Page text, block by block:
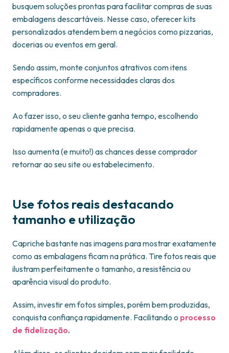
busquem soluções prontas para facilitar compras de suas
embalagens descartáveis. Nesse caso, oferecer kits
personalizados atendem bem a negócios como pizzarias,
docerias ou eventos em geral.
Sendo assim, monte conjuntos atrativos com itens
específicos conforme necessidades claras dos
compradores.
Ao fazer isso, o seu cliente ganha tempo, escolhendo
rapidamente apenas o que precisa.
Isso aumenta (e muito!) as chances desse comprador
retornar ao seu site ou estabelecimento.
Use fotos reais destacando
tamanho e utilização
Capriche bastante nas imagens para mostrar exatamente
como as embalagens ficam na prática. Tire fotos reais que
ilustram perfeitamente o tamanho, a resistência ou
aparência visual do produto.
Assim, investir em fotos simples, porém bem produzidas,
conquista confiança rapidamente. Facilitando o processo
de fidelização.